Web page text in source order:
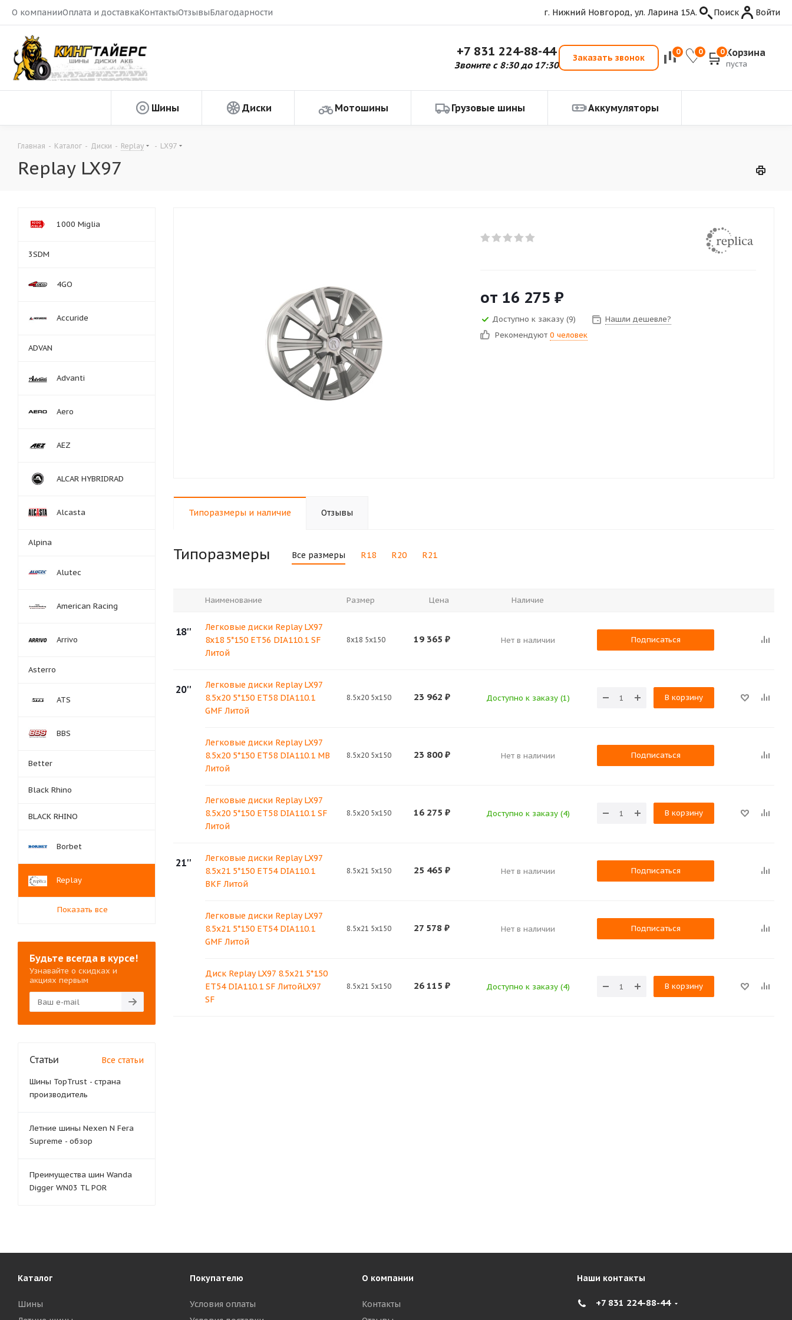
О компанииОплата и доставкаКонтактыОтзывыБлагодарности г. Нижний Новгород, ул. Ларина 15А. Поиск Войти
+7 831 224-88-44
Звоните с 8:30 до 17:30
Заказать звонок
0 0 0 Корзина
пуста
Шины Диски Мотошины Грузовые шины Аккумуляторы
Главная - Каталог - Диски - Replay - LX97
Replay LX97
от 16 275 ₽
Доступно к заказу (9)
Нашли дешевле?
Рекомендуют 0 человек
Типоразмеры и наличие Отзывы
Типоразмеры Все размеры R18 R20 R21
Наименование Размер Цена Наличие
18''
Легковые диски Replay LX97
8x18 5*150 ET56 DIA110.1 SF
Литой
8x18 5x150 19 365 ₽ Нет в наличии Подписаться
20''
Легковые диски Replay LX97
8.5x20 5*150 ET58 DIA110.1
GMF Литой
8.5x20 5x150 23 962 ₽ Доступно к заказу (1) В корзину
Легковые диски Replay LX97
8.5x20 5*150 ET58 DIA110.1 MB
Литой
8.5x20 5x150 23 800 ₽ Нет в наличии Подписаться
Легковые диски Replay LX97
8.5x20 5*150 ET58 DIA110.1 SF
Литой
8.5x20 5x150 16 275 ₽ Доступно к заказу (4) В корзину
21''
Легковые диски Replay LX97
8.5x21 5*150 ET54 DIA110.1
BKF Литой
8.5x21 5x150 25 465 ₽ Нет в наличии Подписаться
Легковые диски Replay LX97
8.5x21 5*150 ET54 DIA110.1
GMF Литой
8.5x21 5x150 27 578 ₽ Нет в наличии Подписаться
Диск Replay LX97 8.5x21 5*150
ET54 DIA110.1 SF ЛитойLX97
SF
8.5x21 5x150 26 115 ₽ Доступно к заказу (4) В корзину
1000 Miglia
3SDM
4GO
Accuride
ADVAN
Advanti
Aero
AEZ
ALCAR HYBRIDRAD
Alcasta
Alpina
Alutec
American Racing
Arrivo
Asterro
ATS
BBS
Better
Black Rhino
BLACK RHINO
Borbet
Replay
Показать все
Будьте всегда в курсе!
Узнавайте о скидках и
акциях первым
Статьи Все статьи
Шины TopTrust - страна
производитель
Летние шины Nexen N Fera
Supreme - обзор
Преимущества шин Wanda
Digger WN03 TL POR
Каталог
Шины
Покупателю
Условия оплаты
О компании
Контакты
Наши контакты
+7 831 224-88-44